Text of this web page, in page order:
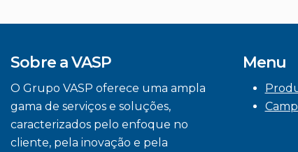
Sobre a VASP
O Grupo VASP oferece uma ampla
gama de serviços e soluções,
caracterizados pelo enfoque no
cliente, pela inovação e pela
Menu